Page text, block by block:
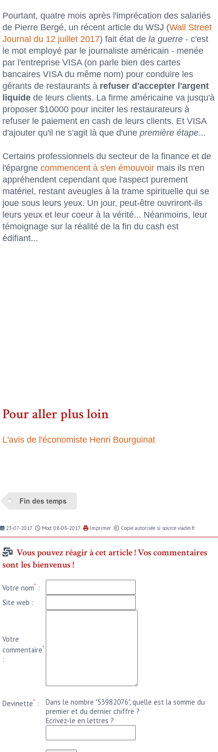
Pourtant, quatre mois après l'imprécation des salariés
de Pierre Bergé, un récent article du WSJ (Wall Street
Journal du 12 juillet 2017) fait état de la guerre - c'est
le mot employé par le journaliste américain - menée
par l'entreprise VISA (on parle bien des cartes
bancaires VISA du même nom) pour conduire les
gérants de restaurants à refuser d'accepter l'argent
liquide de leurs clients. La firme américaine va jusqu'à
proposer $10000 pour inciter les restaurateurs à
refuser le paiement en cash de leurs clients. Et VISA
d'ajouter qu'il ne s'agit là que d'une première étape...
Certains professionnels du secteur de la finance et de
l'épargne commencent à s'en émouvoir mais ils n'en
appréhendent cependant que l'aspect purement
matériel, restant aveugles à la trame spirituelle qui se
joue sous leurs yeux. Un jour, peut-être ouvriront-ils
leurs yeux et leur coeur à la vérité... Néanmoins, leur
témoignage sur la réalité de la fin du cash est
édifiant...
Pour aller plus loin
L'avis de l'économiste Henri Bourguinat
Fin des temps
23-07-2017 Mod. 08-08-2017 Imprimer Copie autorisée si source viadei.fr
Vous pouvez réagir à cet article ! Vos commentaires
sont les bienvenus !
Votre nom* :
Site web :
Votre
commentaire*
:
Devinette* :
Dans le nombre "53982076", quelle est la somme du
premier et du dernier chiffre ?
Ecrivez-le en lettres ?